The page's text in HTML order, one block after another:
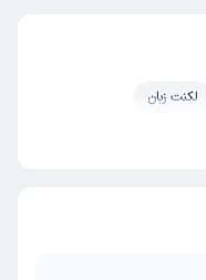
لکنت زبان